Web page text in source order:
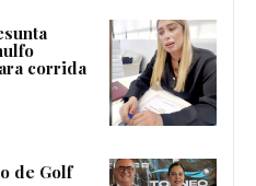
corrida
de Golf